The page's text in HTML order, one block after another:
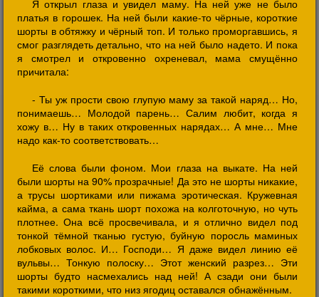
Я открыл глаза и увидел маму. На ней уже не было
платья в горошек. На ней были какие-то чёрные, короткие
шорты в обтяжку и чёрный топ. И только проморгавшись, я
смог разглядеть детально, что на ней было надето. И пока
я смотрел и откровенно охреневал, мама смущённо
причитала:
- Ты уж прости свою глупую маму за такой наряд… Но,
понимаешь… Молодой парень… Салим любит, когда я
хожу в… Ну в таких откровенных нарядах… А мне… Мне
надо как-то соответствовать…
Её слова были фоном. Мои глаза на выкате. На ней
были шорты на 90% прозрачные! Да это не шорты никакие,
а трусы шортиками или пижама эротическая. Кружевная
кайма, а сама ткань шорт похожа на колготочную, но чуть
плотнее. Она всё просвечивала, и я отлично видел под
тонкой тёмной тканью густую, буйную поросль маминых
лобковых волос. И… Господи… Я даже видел линию её
вульвы… Тонкую полоску… Этот женский разрез… Эти
шорты будто насмехались над ней! А сзади они были
такими короткими, что низ ягодиц оставался обнажённым.